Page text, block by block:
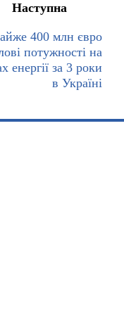
Наступна
400 млн євро
потужності на
енергії за 3 роки
в Україні